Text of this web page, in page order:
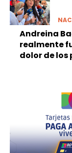
Andreina
realmente
dolor de los